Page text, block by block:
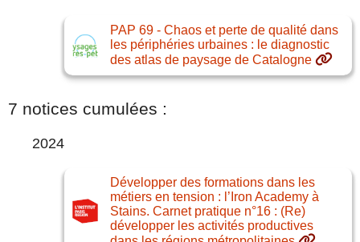
PAP 69 - Chaos et perte de qualité dans
les périphéries urbaines : le diagnostic
des atlas de paysage de Catalogne
7 notices cumulées :
2024
Développer des formations dans les
métiers en tension : l’Iron Academy à
Stains. Carnet pratique n°16 : (Re)
développer les activités productives